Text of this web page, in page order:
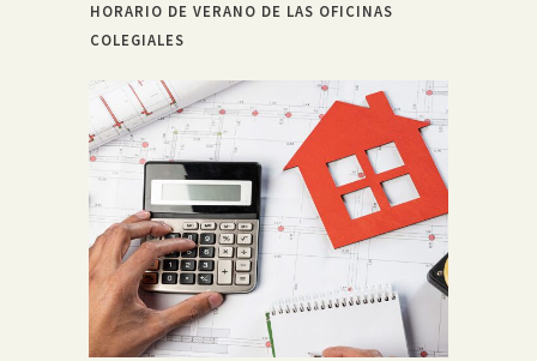
HORARIO DE VERANO DE LAS OFICINAS
COLEGIALES